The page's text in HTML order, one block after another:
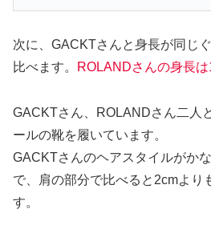
次に、GACKTさんと身長が同じ
比べます。
ROLANDさんの身長は
GACKTさん、ROLANDさん二人
ールの靴を履いています。
GACKTさんのヘアスタイルがか
で、肩の部分で比べると2cmより
す。